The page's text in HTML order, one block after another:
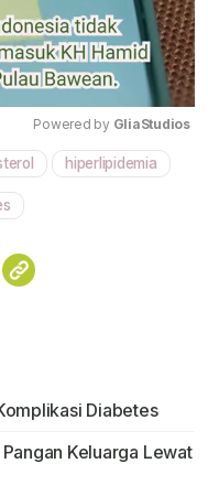
Mute
Powered by GliaStudios
hiperlipidemia
Diabetes
Keluarga Lewat